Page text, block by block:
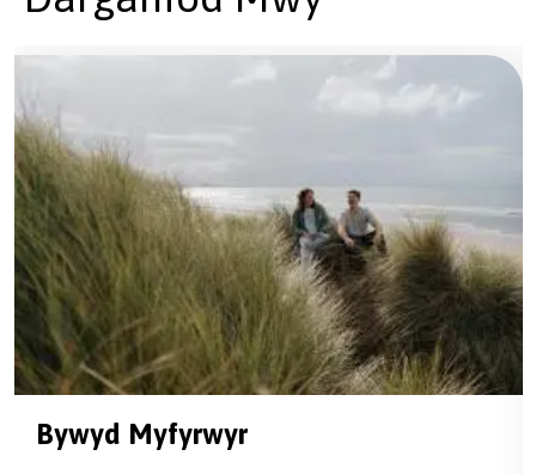
Bywyd Myfyrwyr